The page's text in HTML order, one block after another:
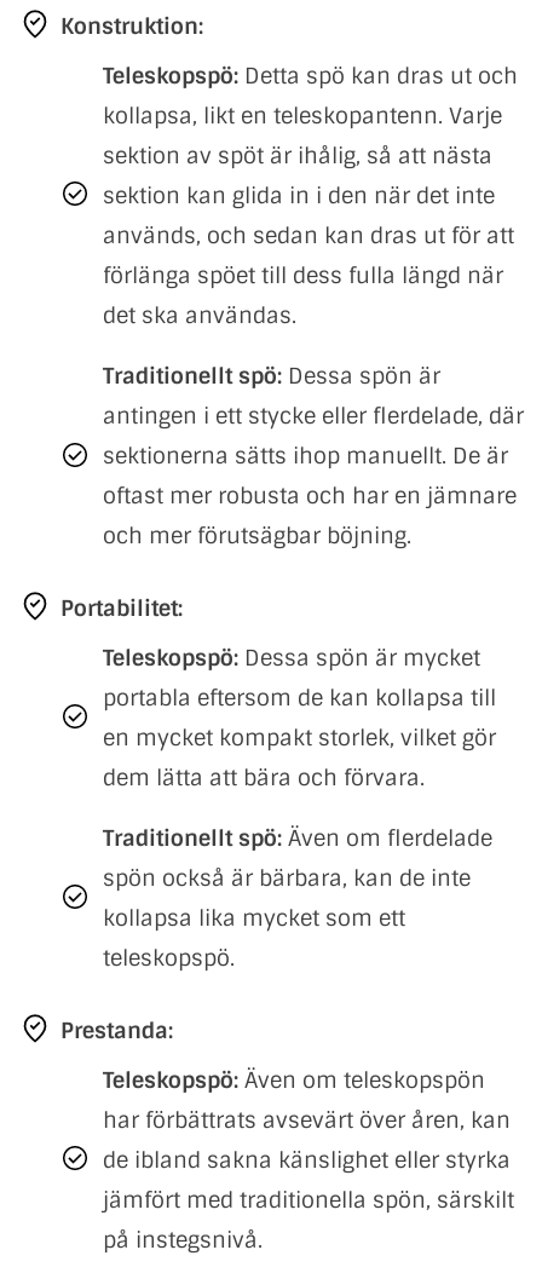
Konstruktion:
Teleskopspö: Detta spö kan dras ut och
kollapsa, likt en teleskopantenn. Varje
sektion av spöt är ihålig, så att nästa
sektion kan glida in i den när det inte
används, och sedan kan dras ut för att
förlänga spöet till dess fulla längd när
det ska användas.
Traditionellt spö: Dessa spön är
antingen i ett stycke eller flerdelade, där
sektionerna sätts ihop manuellt. De är
oftast mer robusta och har en jämnare
och mer förutsägbar böjning.
Portabilitet:
Teleskopspö: Dessa spön är mycket
portabla eftersom de kan kollapsa till
en mycket kompakt storlek, vilket gör
dem lätta att bära och förvara.
Traditionellt spö: Även om flerdelade
spön också är bärbara, kan de inte
kollapsa lika mycket som ett
teleskopspö.
Prestanda:
Teleskopspö: Även om teleskopspön
har förbättrats avsevärt över åren, kan
de ibland sakna känslighet eller styrka
jämfört med traditionella spön, särskilt
på instegsnivå.